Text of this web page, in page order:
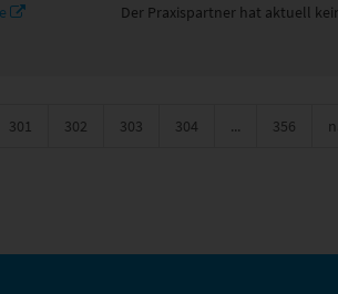
Der Praxispartner hat aktuell
301 302 303 304 ... 356